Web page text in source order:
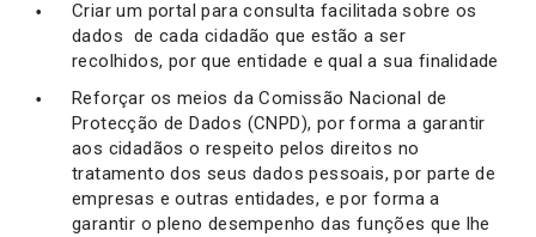
Criar um portal para consulta facilitada sobre os
dados de cada cidadão que estão a ser
recolhidos, por que entidade e qual a sua finalidade
Reforçar os meios da Comissão Nacional de
Protecção de Dados (CNPD), por forma a garantir
aos cidadãos o respeito pelos direitos no
tratamento dos seus dados pessoais, por parte de
empresas e outras entidades, e por forma a
garantir o pleno desempenho das funções que lhe